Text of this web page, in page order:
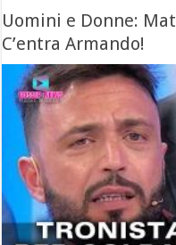
Uomini e Donne:
C’entra Armando!